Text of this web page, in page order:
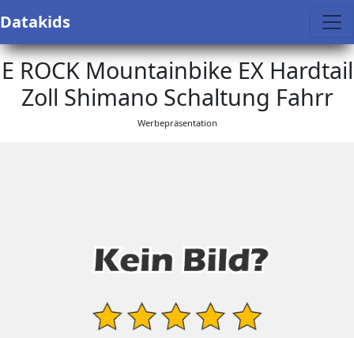
Datakids
E ROCK Mountainbike EX Hardtail
Zoll Shimano Schaltung Fahrr
Werbepräsentation